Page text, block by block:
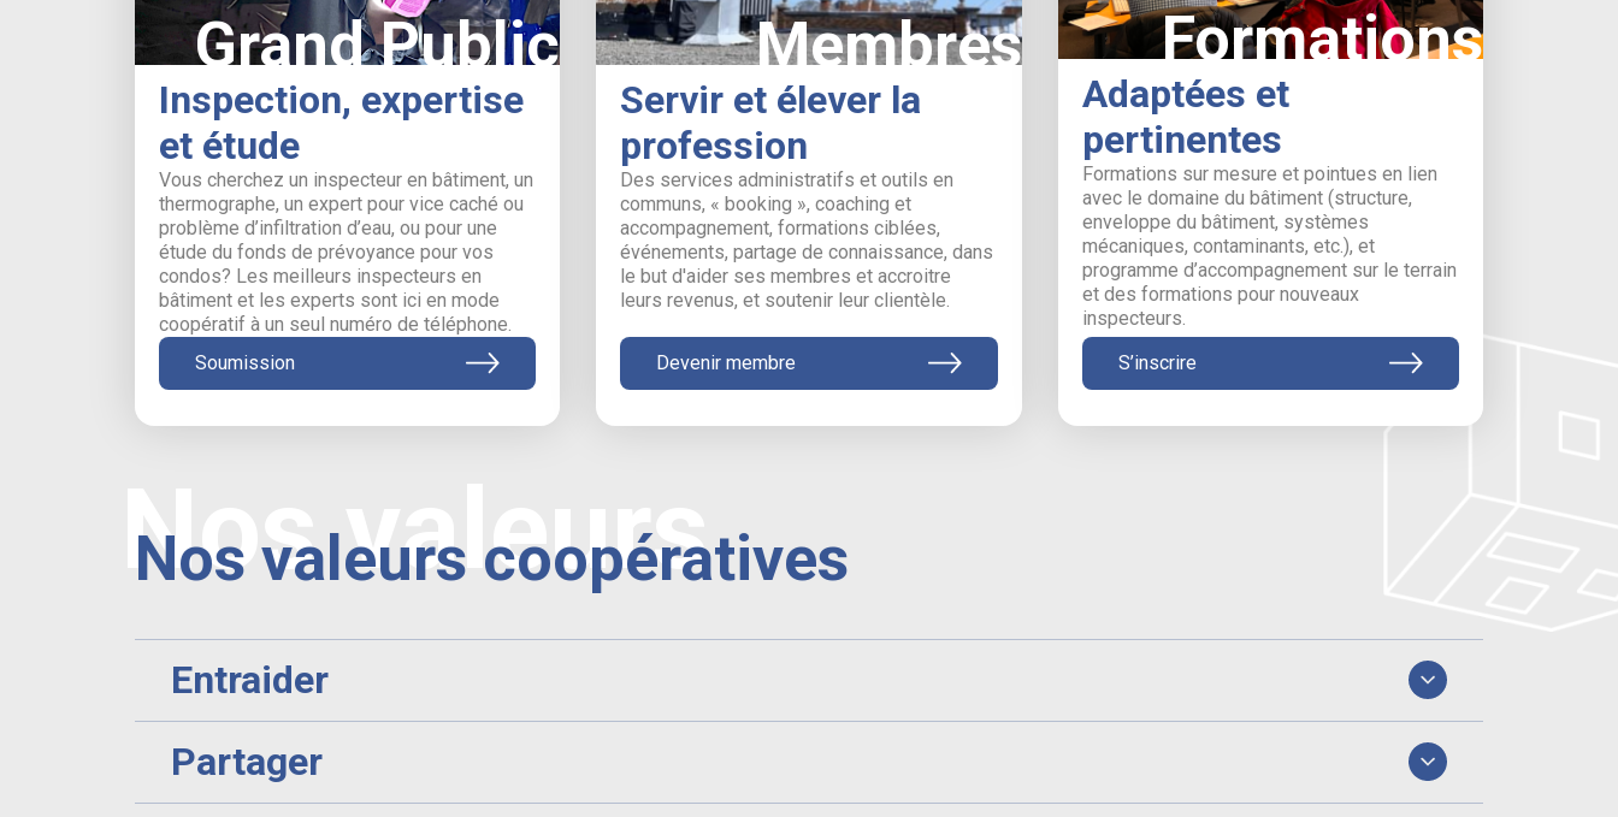
Grand Public
Inspection, expertise
et étude
Vous cherchez un inspecteur en bâtiment, un
thermographe, un expert pour vice caché ou
problème d’infiltration d’eau, ou pour une
étude du fonds de prévoyance pour vos
condos? Les meilleurs inspecteurs en
bâtiment et les experts sont ici en mode
coopératif à un seul numéro de téléphone.
Soumission
Membres
Servir et élever la
profession
Des services administratifs et outils en
communs, « booking », coaching et
accompagnement, formations ciblées,
événements, partage de connaissance, dans
le but d'aider ses membres et accroitre
leurs revenus, et soutenir leur clientèle.
Devenir membre
Formations
Adaptées et
pertinentes
Formations sur mesure et pointues en lien
avec le domaine du bâtiment (structure,
enveloppe du bâtiment, systèmes
mécaniques, contaminants, etc.), et
programme d’accompagnement sur le terrain
et des formations pour nouveaux
inspecteurs.
S’inscrire
Nos valeurs coopératives
Nos valeurs
Entraider
Partager